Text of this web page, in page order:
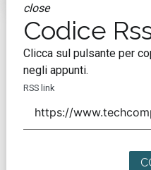
close
Codice
Clicca sul pulsante per
negli appunti.
RSS link